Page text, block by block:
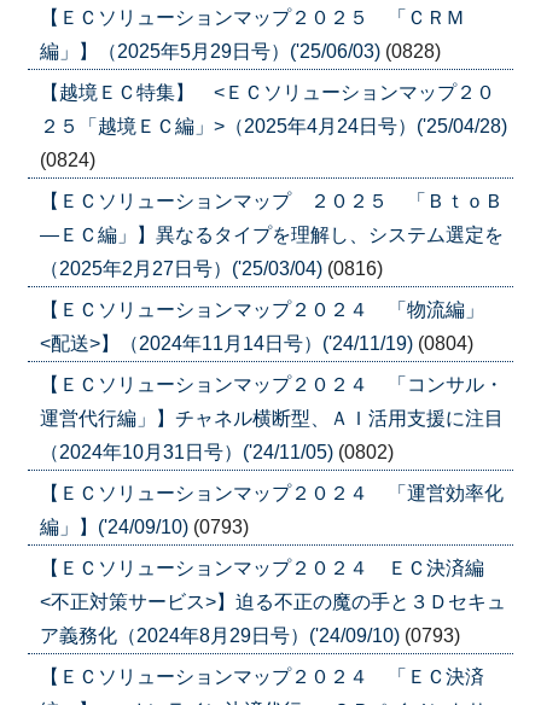
【ＥＣソリューションマップ２０２５ 「ＣＲＭ
編」】（2025年5月29日号）('25/06/03) (0828)
【越境ＥＣ特集】 <ＥＣソリューションマップ２０
２５「越境ＥＣ編」>（2025年4月24日号）('25/04/28)
(0824)
【ＥＣソリューションマップ ２０２５ 「ＢｔｏＢ
―ＥＣ編」】異なるタイプを理解し、システム選定を
（2025年2月27日号）('25/03/04) (0816)
【ＥＣソリューションマップ２０２４ 「物流編」
<配送>】（2024年11月14日号）('24/11/19) (0804)
【ＥＣソリューションマップ２０２４ 「コンサル・
運営代行編」】チャネル横断型、ＡＩ活用支援に注目
（2024年10月31日号）('24/11/05) (0802)
【ＥＣソリューションマップ２０２４ 「運営効率化
編」】('24/09/10) (0793)
【ＥＣソリューションマップ２０２４ ＥＣ決済編
<不正対策サービス>】迫る不正の魔の手と３Ｄセキュ
ア義務化（2024年8月29日号）('24/09/10) (0793)
【ＥＣソリューションマップ２０２４ 「ＥＣ決済